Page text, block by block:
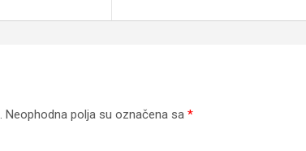
Neophodna polja su označena sa *